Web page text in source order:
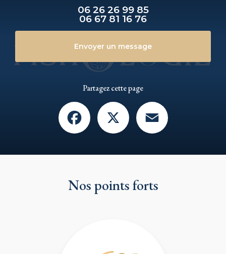
06 26 26 99 85
06 67 81 16 76
Envoyer un message
Partagez cette page
Facebook
Nos points forts